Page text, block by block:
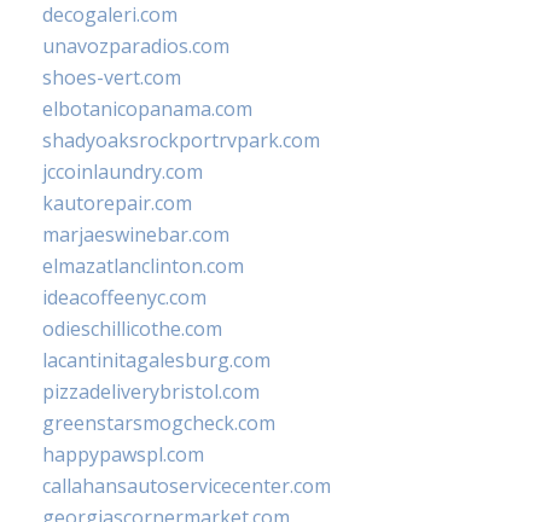
decogaleri.com
unavozparadios.com
shoes-vert.com
elbotanicopanama.com
shadyoaksrockportrvpark.com
jccoinlaundry.com
kautorepair.com
marjaeswinebar.com
elmazatlanclinton.com
ideacoffeenyc.com
odieschillicothe.com
lacantinitagalesburg.com
pizzadeliverybristol.com
greenstarsmogcheck.com
happypawspl.com
callahansautoservicecenter.com